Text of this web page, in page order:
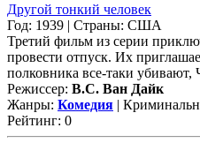
Другой тонкий человек
Год: 1939 | Страны: США
Третий фильм из серии
провести отпуск. Их
полковника все-таки убивают,
Режиссер: В.С. Ван Дайк
Жанры: Комедия |
Рейтинг: 0